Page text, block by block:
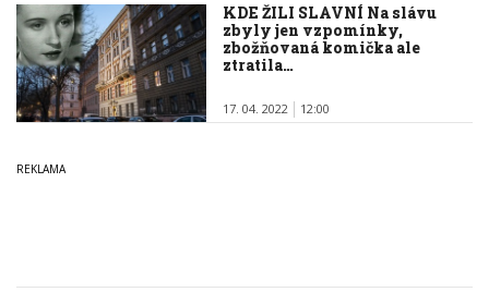
KDE ŽILI SLAVNÍ Na slávu
zbyly jen vzpomínky,
zbožňovaná komička ale
ztratila…
17. 04. 2022 12:00